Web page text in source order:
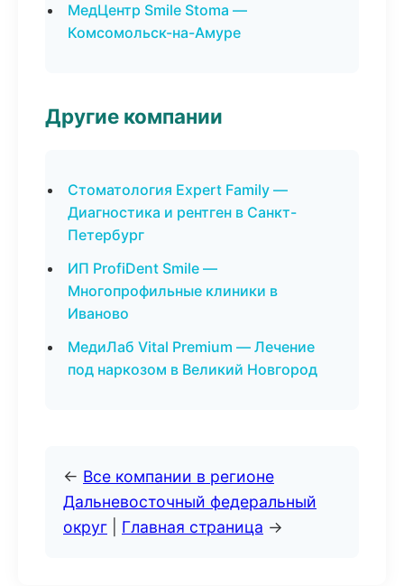
МедЦентр Smile Stoma —
Комсомольск-на-Амуре
Другие компании
Стоматология Expert Family —
Диагностика и рентген в Санкт-
Петербург
ИП ProfiDent Smile —
Многопрофильные клиники в
Иваново
МедиЛаб Vital Premium — Лечение
под наркозом в Великий Новгород
← Все компании в регионе
Дальневосточный федеральный
округ
Главная страница →